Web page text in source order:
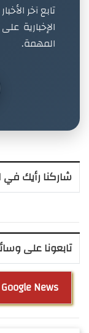
تابع آخر
الإخبارية
المهمة.
شاركنا رأيك في
تابعونا على
Google News